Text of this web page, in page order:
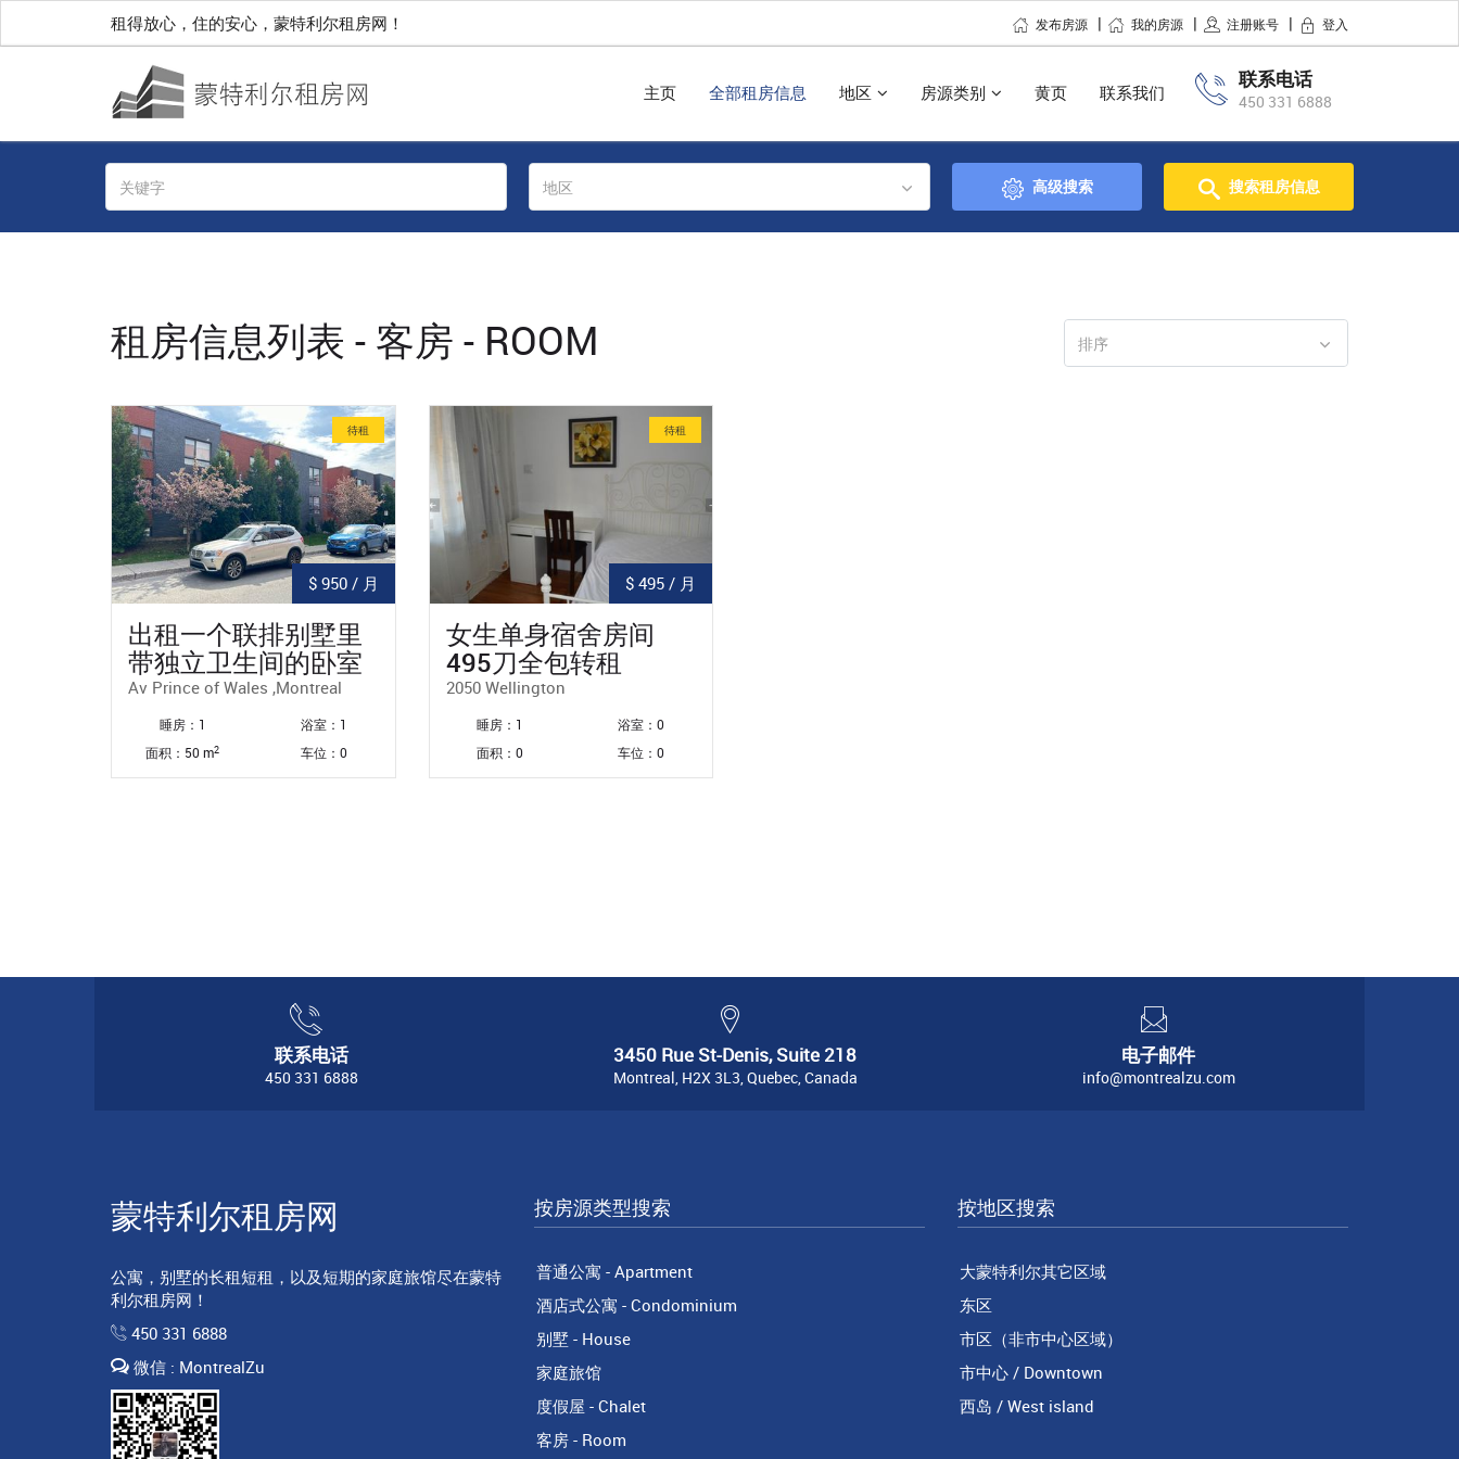
租得放心，住的安心，蒙特利尔租房网！ 发布房源 我的房源 注册账号 登入
联系电话
450 331 6888
主页 全部租房信息 地区 房源类别 黄页 联系我们
地区 高级搜索 搜索租房信息
租房信息列表 - 客房 - ROOM 排序
$ 950 / 月
待租
出租一个联排别墅里
带独立卫生间的卧室
Av Prince of Wales ,Montreal
睡房：1
浴室：1
面积：50 m2 车位：0
$ 495 / 月
待租
女生单身宿舍房间
495刀全包转租
2050 Wellington
睡房：1
浴室：0
面积：0
车位：0
联系电话
450 331 6888
3450 Rue St-Denis, Suite 218
Montreal, H2X 3L3, Quebec, Canada
电子邮件
info@montrealzu.com
蒙特利尔租房网
公寓，别墅的长租短租，以及短期的家庭旅馆尽在蒙特
利尔租房网！
450 331 6888
微信 : MontrealZu
按房源类型搜索
普通公寓 - Apartment
酒店式公寓 - Condominium
别墅 - House
家庭旅馆
度假屋 - Chalet
客房 - Room
按地区搜索
大蒙特利尔其它区域
东区
市区（非市中心区域）
市中心 / Downtown
西岛 / West island